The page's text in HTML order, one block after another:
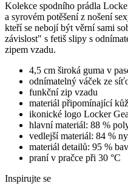
Kolekce spodního prádla
a syrovém potěšení z nošení
kteří se nebojí být věrní sami
závislost" s fetiš slipy s
zipem vzadu.
4,5 cm široká guma v
odnímatelný váček ze
funkční zip vzadu
materiál připomínající
ikonické logo Locker
hlavní materiál: 88 %
vedlejší materiál: 84 %
materiál detailů: 95 %
praní v pračce při 30 °C
Inspirujte se